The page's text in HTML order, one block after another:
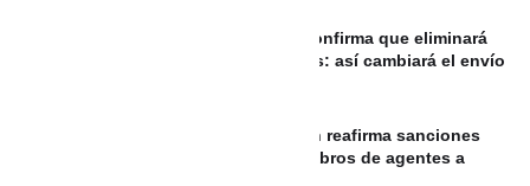
Gmail toma inesperada decisión y confirma que eliminará
una de sus funciones más populares: así cambiará el envío
REPÚBLICA DOMINICANA: Migración reafirma sanciones
por corrupción tras denuncias de cobros de agentes a